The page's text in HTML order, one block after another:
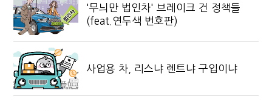
'무늬만 법인차' 브레이크 건 정책들
(feat.연두색 번호판)
사업용 차, 리스냐 렌트냐 구입이냐